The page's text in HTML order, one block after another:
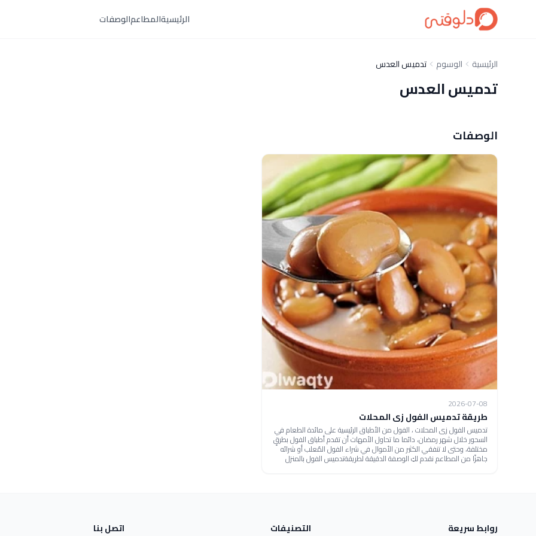
الرئيسيةالمطاعمالوصفات
الرئيسية الوسوم تدميس العدس
تدميس العدس
الوصفات
2026-07-08
طريقة تدميس الفول زى المحلات
تدميس الفول زى المحلات ، الفول من الأطباق الرئيسية على مائدة الطعام في
السحور خلال شهر رمضان، دائما ما تحاول الأمهات أن تقدم أطباق الفول بطرقٍ
مختلفة، وحتى لا تنفقي الكثير من الأموال في شراء الفول المٌعلب أو شرائه
جاهزًا من المطاعم نقدم لكِ الوصفة الدقيقة لطريقةتدميس الفول بالمنزل
روابط سريعة التصنيفات اتصل بنا